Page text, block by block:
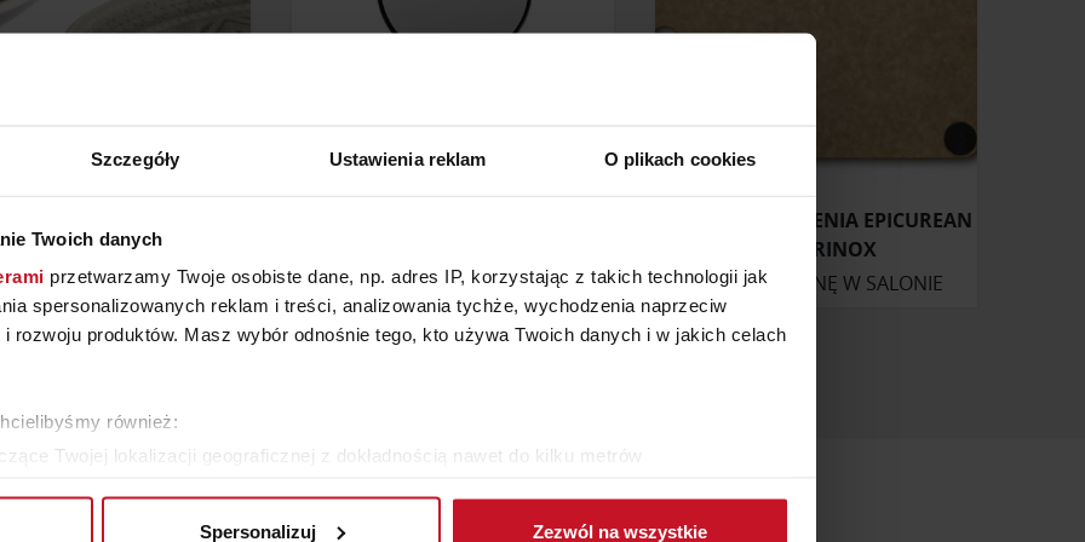
Szczegóły Ustawienia reklam O plikach cookies
Twoich danych
przetwarzamy Twoje osobiste dane, np. adres IP, korzystając z takich technologii jak
spersonalizowanych reklam i treści, analizowania tychże, wychodzenia naprzeciw
rozwoju produktów. Masz wybór odnośnie tego, kto używa Twoich danych i w jakich celach
również:
Twojej lokalizacji geograficznej z dokładnością nawet do kilku metrów
Spersonalizuj Zezwól na wszystkie
O CENĘ W SALONIE
ZAPYTAJ O CENĘ W SALONIE
DESKA DO KROJENIA EPICUREAN
VICTORINOX
ZAPYTAJ O CENĘ W SALONIE